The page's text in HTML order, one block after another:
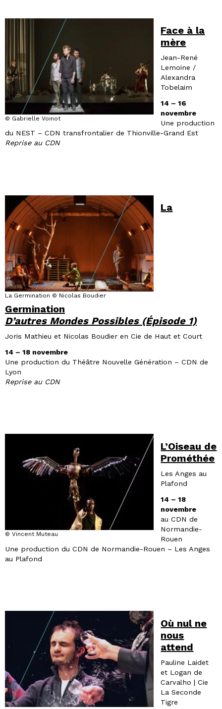
© Gabrielle Voinot
Face à la
mère
Jean-René
Lemoine /
Alexandra
Tobelaim
14 – 16
novembre
Une production
du NEST – CDN transfrontalier de Thionville-Grand Est
Reprise au CDN
La Germination © Nicolas Boudier
La
Germination
D’autres Mondes Possibles (Épisode 1)
Joris Mathieu et Nicolas Boudier en Cie de Haut et Court
14 – 18 novembre
Une production du Théâtre Nouvelle Génération – CDN de
Lyon
Reprise au CDN
© Vincent Muteau
L’Oiseau de
Prométhée
Les Anges au
Plafond
14 – 18
novembre
au CDN de
Normandie-
Rouen
Une production du CDN de Normandie-Rouen – Les Anges
au Plafond
Où nul ne
nous
attend
Pauline Laidet
et Logan de
Carvalho | Cie
La Seconde
Tigre